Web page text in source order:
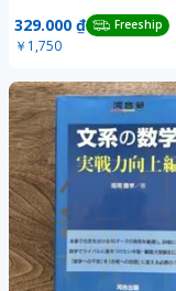
329.000 ₫ Freeship
￥1,750